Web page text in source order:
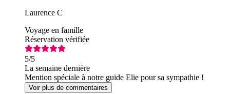
Laurence C
Voyage en famille
Réservation vérifiée
5/5
La semaine dernière
Mention spéciale à notre guide Elie pour sa sympathie !
Voir plus de commentaires